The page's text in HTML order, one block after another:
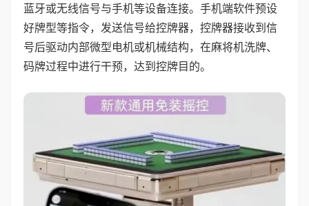
蓝牙或无线信号与手机等设备连接。手机端软件预设
好牌型等指令，发送信号给控牌器，控牌器接收到信
号后驱动内部微型电机或机械结构，在麻将机洗牌、
码牌过程中进行干预，达到控牌目的。